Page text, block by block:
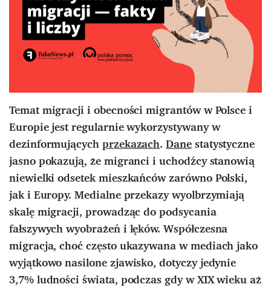
Temat migracji i obecności migrantów w Polsce i
Europie jest regularnie wykorzystywany w
dezinformującychprzekazach.Danestatystyczne
jasno pokazują, że migranci i uchodźcy stanowią
niewielki odsetek mieszkańców zarówno Polski,
jak i Europy. Medialne przekazy wyolbrzymiają
skalę migracji, prowadząc do podsycania
fałszywych wyobrażeń i lęków. Współczesna
migracja, choć często ukazywana w mediach jako
wyjątkowo nasilone zjawisko, dotyczy jedynie
3,7% ludności świata, podczas gdy w XIX wieku aż